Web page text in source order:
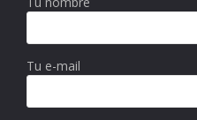
Tu e-mail